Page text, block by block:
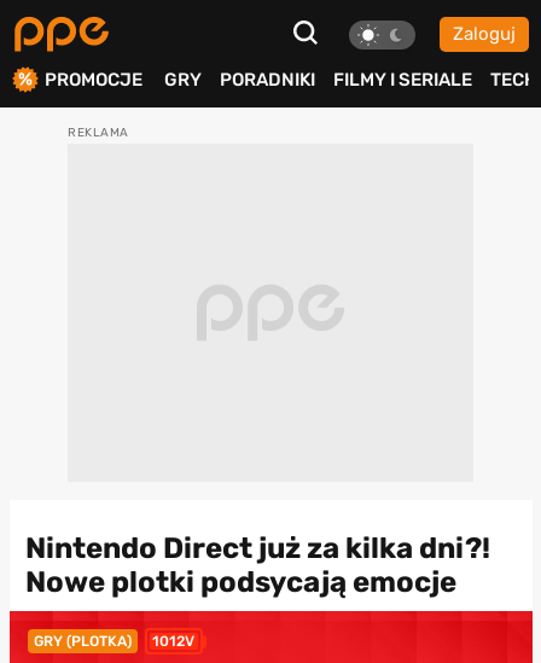
Zaloguj
PROMOCJE GRY PORADNIKI FILMY I SERIALE TECH
Nintendo Direct już za kilka dni?!
Nowe plotki podsycają emocje
GRY (PLOTKA) 1012V